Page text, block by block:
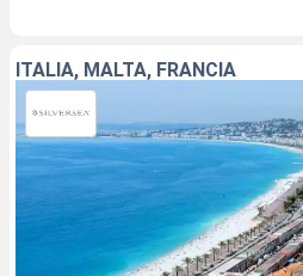
ITALIA, MALTA, FRANCIA